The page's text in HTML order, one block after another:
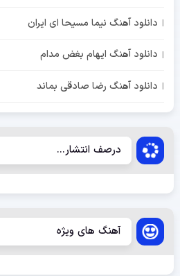
دانلود آهنگ نیما مسیحا ای ایران
دانلود آهنگ ایهام بغض مدام
دانلود آهنگ رضا صادقی بماند
درصف انتشار...
آهنگ های ویژه